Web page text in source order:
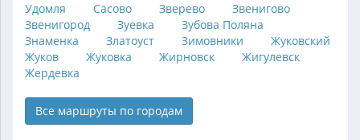
Удомля Сасово Зверево
Звенигово
Звенигород
Зуевка
Зубова Поляна
Знаменка
Златоуст Зимовники
Жуковский
Жуков
Жуковка Жирновск
Жигулевск
Жердевка
Все маршруты по городам